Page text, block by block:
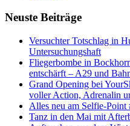
Neuste Beiträge
Versucht­er Totschlag in
Untersuchungshaft
Fliegerbombe in
entschärft – A29 und
Grand Opening bei
voller Action, Adrenalin
Alles neu am Selfie-
Tanz in den Mai mit